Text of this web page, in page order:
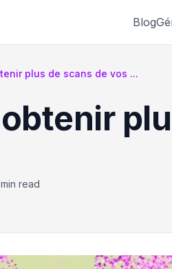
Blog
plus de scans de vos ...
read